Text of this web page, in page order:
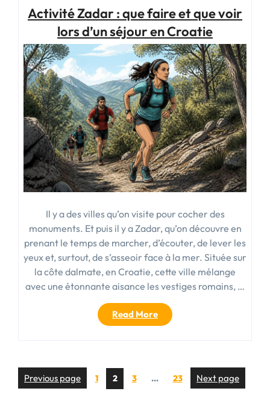
itinéraires
matériel
pour
vos
randonnées »
Activité Zadar : que faire et que voir
lors d’un séjour en Croatie
Il y a des villes qu’on visite pour cocher des
monuments. Et puis il y a Zadar, qu’on découvre en
prenant le temps de marcher, d’écouter, de lever les
yeux et, surtout, de s’asseoir face à la mer. Située sur
la côte dalmate, en Croatie, cette ville mélange
avec une étonnante aisance les vestiges romains, …
Read More« Activité
Zadar
et
Pagination
Previous page Page
1 Page
2 Page
3 … Page
23 Next page